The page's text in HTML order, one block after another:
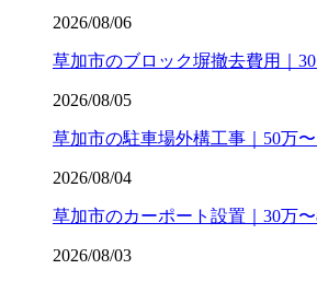
2026/08/06
草加市のブロック塀撤去費用｜
2026/08/05
草加市の駐車場外構工事｜50万
2026/08/04
草加市のカーポート設置｜30万
2026/08/03